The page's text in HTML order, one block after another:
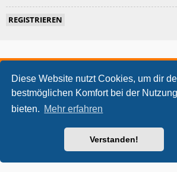
Diese Website nutzt Cookies, um dir
bestmöglichen Komfort bei der
bieten. Mehr erfahren
Verstanden!
REGISTRIEREN
metrolike style by Eric Seguin Updated for
Powered byphpBB ® Forum Software ©
Deutsche Übersetzung durch